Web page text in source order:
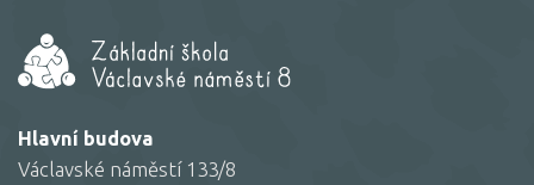
Hlavní budova
Václavské náměstí 133/8